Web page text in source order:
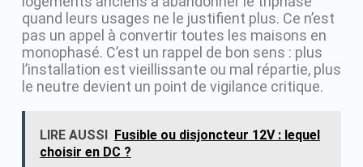
quand leurs usages ne le justifient plus. Ce n’est
pas un appel à convertir toutes les maisons en
monophasé. C’est un rappel de bon sens : plus
l’installation est vieillissante ou mal répartie, plus
le neutre devient un point de vigilance critique.
LIRE AUSSI Fusible ou disjoncteur 12V : lequel
choisir en DC ?